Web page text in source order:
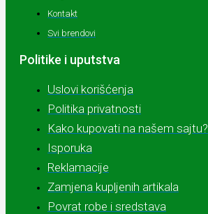
Kontakt
Svi brendovi
Politike i uputstva
Uslovi korišćenja
Politika privatnosti
Kako kupovati na našem sajtu?
Isporuka
Reklamacije
Zamjena kupljenih artikala
Povrat robe i sredstava